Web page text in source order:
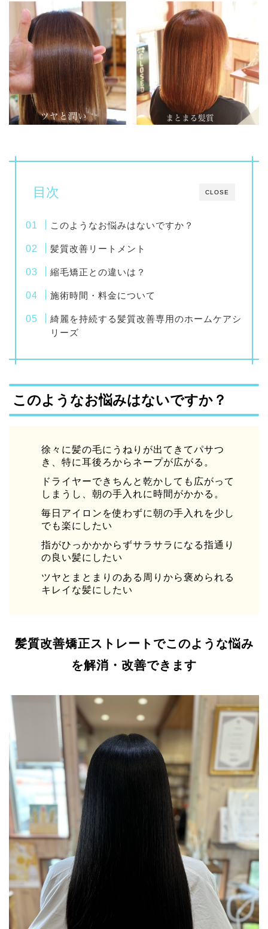
CLOSE
目次
このようなお悩みはないですか？
髪質改善リートメント
縮毛矯正との違いは？
施術時間・料金について
綺麗を持続する髪質改善専用のホームケアシ
リーズ
このようなお悩みはないですか？
徐々に髪の毛にうねりが出てきてパサつ
き、特に耳後ろからネープが広がる。
ドライヤーできちんと乾かしても広がって
しまうし、朝の手入れに時間がかかる。
毎日アイロンを使わずに朝の手入れを少し
でも楽にしたい
指がひっかかからずサラサラになる指通り
の良い髪にしたい
ツヤとまとまりのある周りから褒められる
キレイな髪にしたい
髪質改善矯正ストレートでこのような悩み
を解消・改善できます